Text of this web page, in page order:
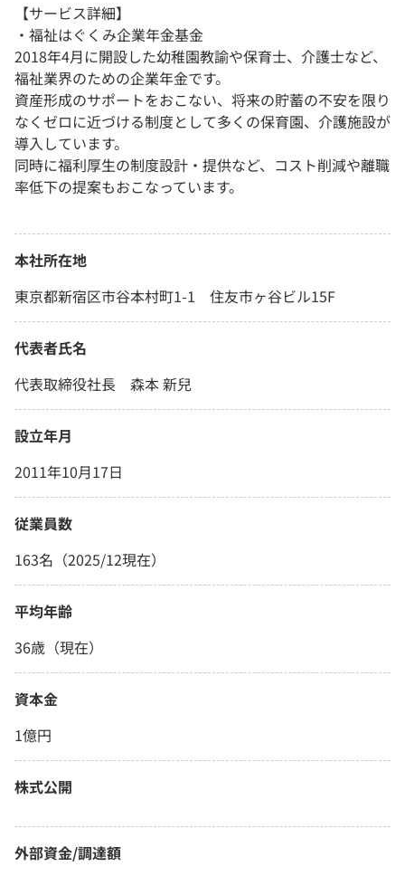
【サービス詳細】
・福祉はぐくみ企業年金基金
2018年4月に開設した幼稚園教諭や保育士、介護士など、
福祉業界のための企業年金です。
資産形成のサポートをおこない、将来の貯蓄の不安を限り
なくゼロに近づける制度として多くの保育園、介護施設が
導入しています。
同時に福利厚生の制度設計・提供など、コスト削減や離職
率低下の提案もおこなっています。
本社所在地
東京都新宿区市谷本村町1-1 住友市ヶ谷ビル15F
代表者氏名
代表取締役社長 森本 新兒
設立年月
2011年10月17日
従業員数
163名（2025/12現在）
平均年齢
36歳（現在）
資本金
1億円
株式公開
外部資金/調達額